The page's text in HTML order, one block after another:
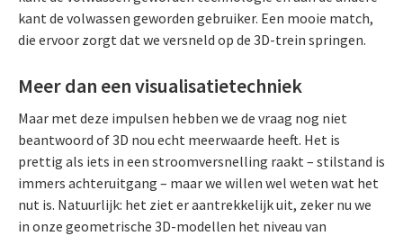
kant de volwassen geworden gebruiker. Een mooie match,
die ervoor zorgt dat we versneld op de 3D-trein springen.
Meer dan een visualisatietechniek
Maar met deze impulsen hebben we de vraag nog niet
beantwoord of 3D nou echt meerwaarde heeft. Het is
prettig als iets in een stroomversnelling raakt – stilstand is
immers achteruitgang – maar we willen wel weten wat het
nut is. Natuurlijk: het ziet er aantrekkelijk uit, zeker nu we
in onze geometrische 3D-modellen het niveau van